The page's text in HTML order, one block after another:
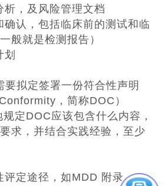
析，及风险管理文档
确认，包括临床前的测试和临
般就是检测报告）
划
要拟定签署一份符合性声明
，简称DOC ）
规定 DOC应该包含什么内容，
求，并结合实践经验，至少
评定途径，如MDD 附录